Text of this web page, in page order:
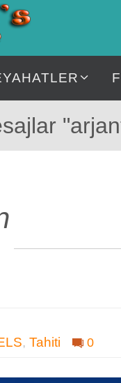
, Tahiti 0